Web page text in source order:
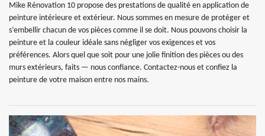
Mike Rénovation 10 propose des prestations de qualité en application de
peinture intérieure et extérieur. Nous sommes en mesure de protéger et
s’embellir chacun de vos pièces comme il se doit. Nous pouvons choisir la
peinture et la couleur idéale sans négliger vos exigences et vos
préférences. Alors quel que soit pour une jolie finition des pièces ou des
murs extérieurs, faits — nous confiance. Contactez-nous et confiez la
peinture de votre maison entre nos mains.